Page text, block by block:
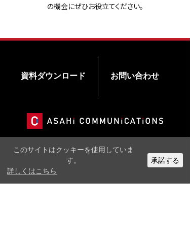
の機会にぜひお役立てください。
資料ダウンロード お問い合わせ
公式Facebook
公式Youtubeチ
このサイトはクッキーを使用していま
す。
承諾する
詳しくはこちら